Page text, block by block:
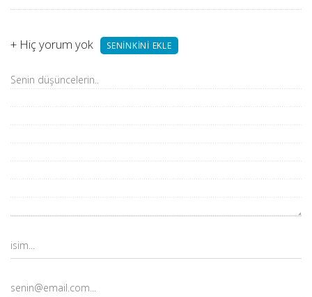
+ Hiç yorum yok SENINKINI EKLE